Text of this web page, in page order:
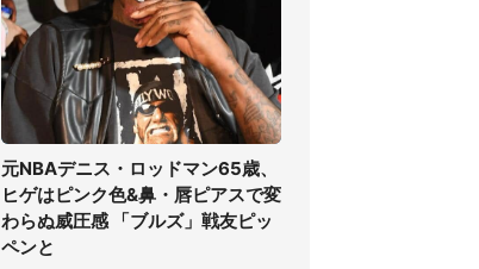
元NBAデニス・ロッドマン65歳、
ヒゲはピンク色&鼻・唇ピアスで変
わらぬ威圧感 「ブルズ」戦友ピッ
ペンと